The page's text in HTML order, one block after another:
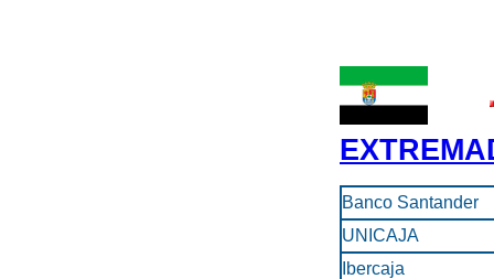
Banco Santander
UNICAJA
Ibercaja